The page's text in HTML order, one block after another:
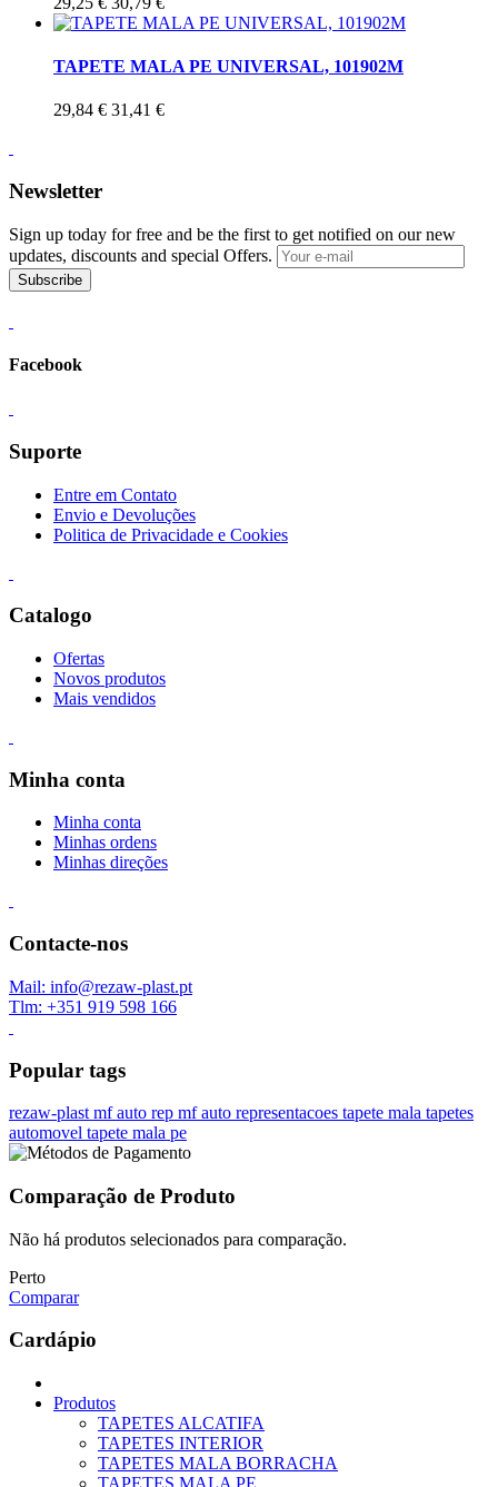
TAPETE MALA PE UNIVERSAL, 101902M
29,84 € 31,41 €
Newsletter
Sign up today for free and be the first to get notified on our new
updates, discounts and special Offers.
Subscribe
Facebook
Suporte
Entre em Contato
Envio e Devoluções
Politica de Privacidade e Cookies
Catalogo
Ofertas
Novos produtos
Mais vendidos
Minha conta
Minha conta
Minhas ordens
Minhas direções
Contacte-nos
Mail: info@rezaw-plast.pt
Tlm: +351 919 598 166
Popular tags
rezaw-plast mf auto rep mf auto representacoes tapete mala tapetes
automovel tapete mala pe
Comparação de Produto
Não há produtos selecionados para comparação.
Perto
Comparar
Cardápio
Produtos
TAPETES ALCATIFA
TAPETES INTERIOR
TAPETES MALA BORRACHA